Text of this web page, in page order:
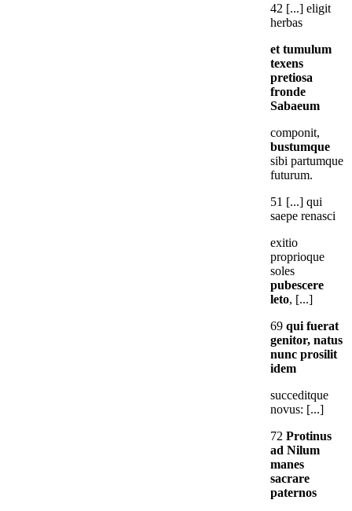
42 [...] eligit
herbas
et tumulum
texens
pretiosa
fronde
Sabaeum
componit,
bustumque
sibi partumque
futurum.
51 [...] qui
saepe renasci
exitio
proprioque
soles
pubescere
leto, [...]
69 qui fuerat
genitor, natus
nunc prosilit
idem
succeditque
novus: [...]
72 Protinus
ad Nilum
manes
sacrare
paternos